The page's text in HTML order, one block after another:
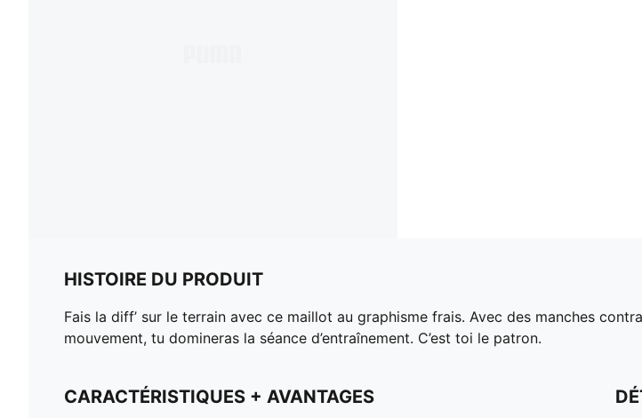
HISTOIRE DU PRODUIT
Fais la diff’ sur le terrain avec ce maillot au graphisme frais. Avec des manches
mouvement, tu domineras la séance d’entraînement. C’est toi le patron.
CARACTÉRISTIQUES + AVANTAGES